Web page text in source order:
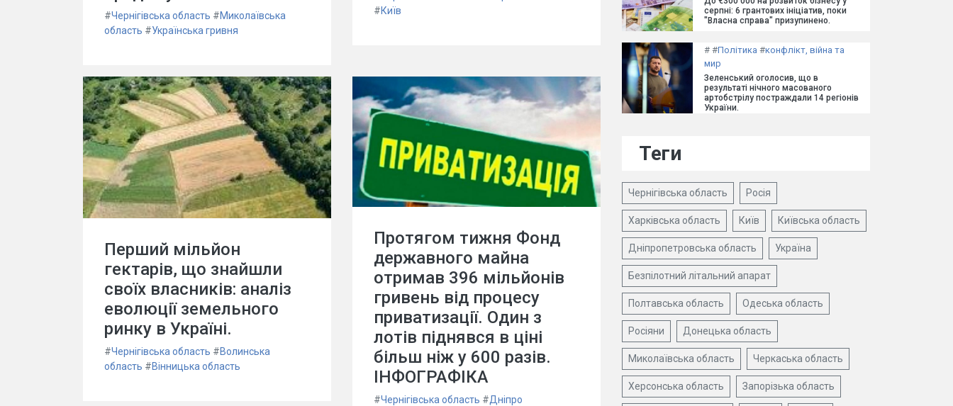
#Чернігівська область #Миколаївська
область #Українська гривня
#Київ
Перший мільйон
гектарів, що знайшли
своїх власників: аналіз
еволюції земельного
ринку в Україні.
#Чернігівська область #Волинська
область #Вінницька область
Протягом тижня Фонд
державного майна
отримав 396 мільйонів
гривень від процесу
приватизації. Один з
лотів піднявся в ціні
більш ніж у 600 разів.
ІНФОГРАФІКА
#Чернігівська область #Дніпро
серпні: 6 грантових ініціатив, поки
"Власна справа" призупинено.
# #Політика #конфлікт, війна та
мир
Зеленський оголосив, що в
результаті нічного масованого
артобстрілу постраждали 14 регіонів
України.
Теги
Чернігівська область Росія
Харківська область Київ Київська область
Дніпропетровська область Україна
Безпілотний літальний апарат
Полтавська область Одеська область
Росіяни Донецька область
Миколаївська область Черкаська область
Херсонська область Запорізька область